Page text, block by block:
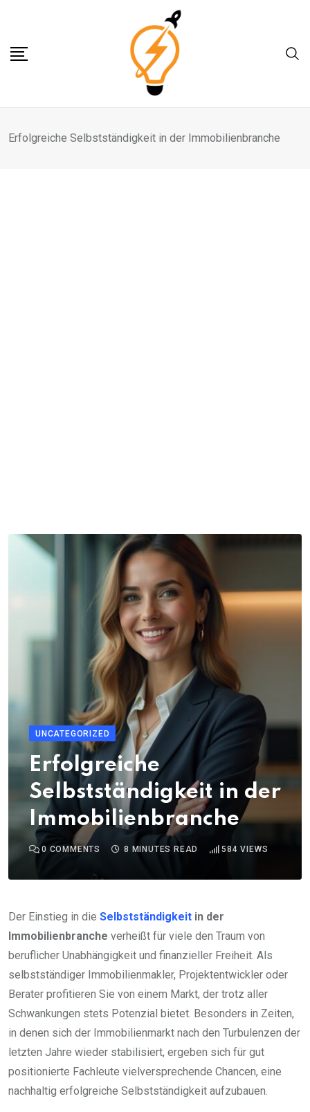
content
Erfolgreiche Selbstständigkeit in der Immobilienbranche
UNCATEGORIZED
Erfolgreiche
Selbstständigkeit in der
Immobilienbranche
0 COMMENTS 8 MINUTES READ 584 VIEWS
Der Einstieg in die Selbstständigkeit in der
Immobilienbranche verheißt für viele den Traum von
beruflicher Unabhängigkeit und finanzieller Freiheit. Als
selbstständiger Immobilienmakler, Projektentwickler oder
Berater profitieren Sie von einem Markt, der trotz aller
Schwankungen stets Potenzial bietet. Besonders in Zeiten,
in denen sich der Immobilienmarkt nach den Turbulenzen der
letzten Jahre wieder stabilisiert, ergeben sich für gut
positionierte Fachleute vielversprechende Chancen, eine
nachhaltig erfolgreiche Selbstständigkeit aufzubauen.